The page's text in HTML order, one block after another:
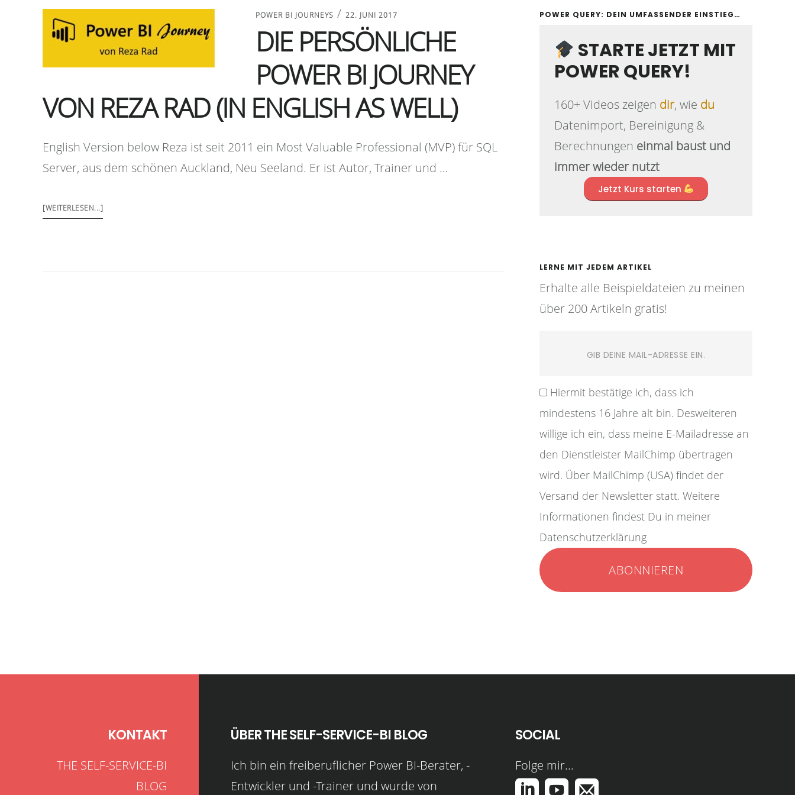
POWER BI JOURNEYS / 22. JUNI 2017
DIE PERSÖNLICHE
POWER BI JOURNEY
VON REZA RAD (IN ENGLISH AS WELL)
English Version below Reza ist seit 2011 ein Most Valuable Professional (MVP) für SQL
Server, aus dem schönen Auckland, Neu Seeland. Er ist Autor, Trainer und …
[WEITERLESEN...]
POWER QUERY: DEIN UMFASSENDER EINSTIEG…
STARTE JETZT MIT
POWER QUERY!
160+ Videos zeigen dir, wie du
Datenimport, Bereinigung &
Berechnungen einmal baust und
immer wieder nutzt
Jetzt Kurs starten
LERNE MIT JEDEM ARTIKEL
Erhalte alle Beispieldateien zu meinen
über 200 Artikeln gratis!
Hiermit bestätige ich, dass ich
mindestens 16 Jahre alt bin. Desweiteren
willige ich ein, dass meine E-Mailadresse an
den Dienstleister MailChimp übertragen
wird. Über MailChimp (USA) findet der
Versand der Newsletter statt. Weitere
Informationen findest Du in meiner
Datenschutzerklärung
KONTAKT
THE SELF-SERVICE-BI
BLOG
ÜBER THE SELF-SERVICE-BI BLOG
Ich bin ein freiberuflicher Power BI-Berater, -
Entwickler und -Trainer und wurde von
SOCIAL
Folge mir...